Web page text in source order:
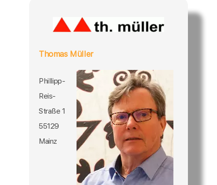
Thomas Müller
Phillipp-
Reis-
Straße 1
55129
Mainz